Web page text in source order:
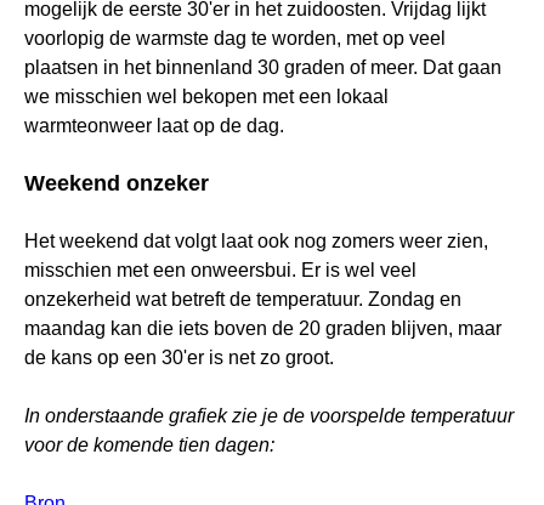
mogelijk de eerste 30'er in het zuidoosten. Vrijdag lijkt
voorlopig de warmste dag te worden, met op veel
plaatsen in het binnenland 30 graden of meer. Dat gaan
we misschien wel bekopen met een lokaal
warmteonweer laat op de dag.
Weekend onzeker
Het weekend dat volgt laat ook nog zomers weer zien,
misschien met een onweersbui. Er is wel veel
onzekerheid wat betreft de temperatuur. Zondag en
maandag kan die iets boven de 20 graden blijven, maar
de kans op een 30'er is net zo groot.
In onderstaande grafiek zie je de voorspelde temperatuur
voor de komende tien dagen: